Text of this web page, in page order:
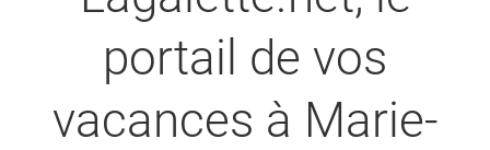
portail de vos
vacances à Marie-